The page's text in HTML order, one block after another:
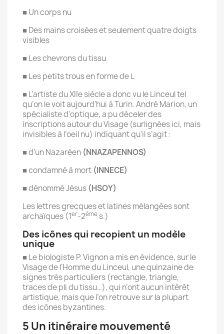
■ Un corps nu
■ Des mains croisées et seulement quatre doigts
visibles
■ Les chevrons du tissu
■ Les petits trous en forme de L
■ L'artiste du XIIe siècle a donc vu le Linceul tel
qu’on le voit aujourd’hui à Turin. André Marion, un
spécialiste d'optique, a pu déceler des
inscriptions autour du Visage (surlignées ici, mais
invisibles à l’oeil nu) indiquant qu’il s’agit :
■ d’un Nazaréen (NNAZAPENNOS)
■ condamné à mort (INNECE)
■ dénommé Jésus (HSOY)
Les lettres grecques et latines mélangées sont
archaïques (1er-2ème s.)
Des icônes qui recopient un modèle
unique
■ Le biologiste P. Vignon a mis en évidence, sur le
Visage de l’Homme du Linceul, une quinzaine de
signes très particuliers (rectangle, triangle,
traces de pli du tissu…), qui n’ont aucun intérêt
artistique, mais que l’on retrouve sur la plupart
des icônes byzantines.
5 Un itinéraire mouvementé